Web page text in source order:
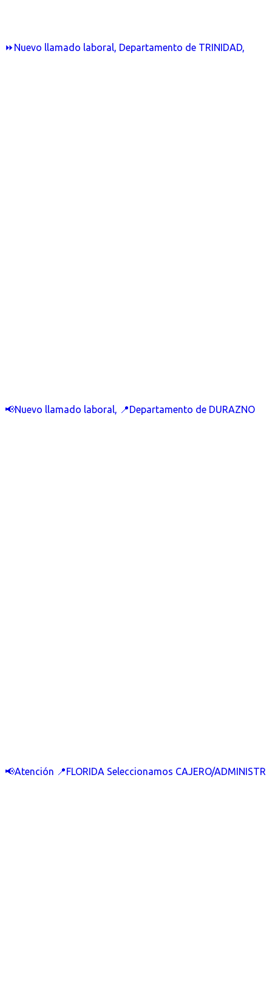
⏩Nuevo llamado laboral, Departamento de TRINIDAD,
📢Nuevo llamado laboral, 📍Departamento de DURAZNO
📢Atención 📍FLORIDA Seleccionamos CAJERO/ADMINISTR